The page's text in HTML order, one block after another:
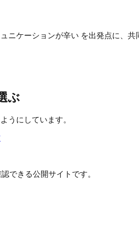
ニケーションが辛い を出発点に、
ぶ
うにしています。
できる公開サイトです。